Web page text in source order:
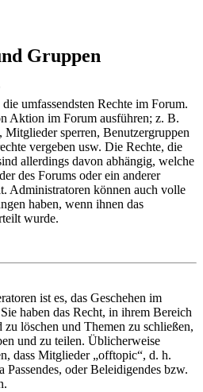
Gruppen
umfassendsten Rechte im Forum.
Aktion im Forum ausführen; z. B.
Mitglieder sperren, Benutzergruppen
vergeben usw. Die Rechte, die
allerdings davon abhängig, welche
des Forums oder ein anderer
Administratoren können auch volle
haben, wenn ihnen das
wurde.
ist es, das Geschehen im
haben das Recht, in ihrem Bereich
zu löschen und Themen zu schließen,
und zu teilen. Üblicherweise
dass Mitglieder „offtopic“, d. h.
Passendes, oder Beleidigendes bzw.